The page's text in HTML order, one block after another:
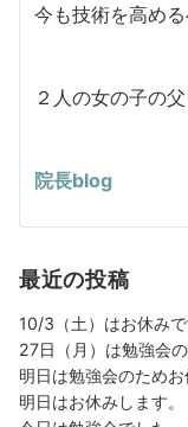
今も技術を高める
２人の女の子の
院長blog
最近の投稿
10/3（土）はお休み
27日（月）は勉強会
明日は勉強会のため
明日はお休みします。